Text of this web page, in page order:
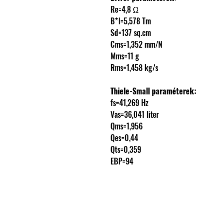
Re=4,8 Ω
B*l=5,578 Tm
Sd=137 sq.cm
Cms=1,352 mm/N
Mms=11 g
Rms=1,458 kg/s
Thiele-Small paraméterek:
fs=41,269 Hz
Vas=36,041 liter
Qms=1,956
Qes=0,44
Qts=0,359
EBP=94